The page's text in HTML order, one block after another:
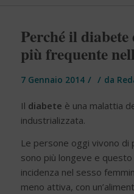
Perché il
più frequente
7 Gennaio 2014 / / da
Il diabete è una malattia
industrializzata.
Le persone oggi vivono di
sono più longeve e
incidenza nel sesso
meno attiva, con